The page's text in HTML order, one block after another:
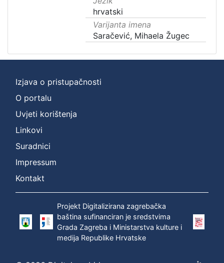
hrvatski
Varijanta imena
Saračević, Mihaela Žugec
Izjava o pristupačnosti
O portalu
Uvjeti korištenja
Linkovi
Suradnici
Impressum
Kontakt
Projekt Digitalizirana zagrebačka
baština sufinanciran je sredstvima
Grada Zagreba i Ministarstva kulture i
medija Republike Hrvatske